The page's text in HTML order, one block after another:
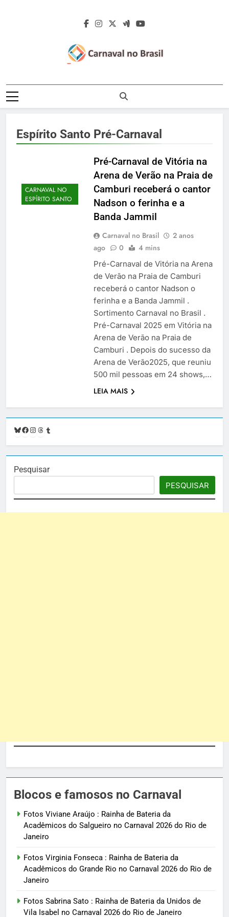
Carnaval No
Brasil 2027 –
2027 – Desfile
Das Escolas De
Samba
Rua 2027 – Desfile Das Escolas De
Samba – Fotos Carnaval 2026 – Blocos
Rainhas De Bateria – Famosos No
Carnaval
Espírito Santo Pré-Carnaval
CARNAVAL NO
ESPÍRITO SANTO
Pré-Carnaval de Vitória na
Arena de Verão na Praia de
Camburi receberá o cantor
Nadson o ferinha e a
Banda Jammil
Carnaval no Brasil
2 anos
ago
0 4 mins
Pré-Carnaval de Vitória na Arena
de Verão na Praia de Camburi
receberá o cantor Nadson o
ferinha e a Banda Jammil .
Sortimento Carnaval no Brasil .
Pré-Carnaval 2025 em Vitória na
Arena de Verão na Praia de
Camburi . Depois do sucesso da
Arena de Verão2025, que reuniu
500 mil pessoas em 24 shows,…
LEIA MAIS
Bluesky
Facebook
Instagram
Threads
Pesquisar
PESQUISAR
Blocos e famosos no Carnaval
Fotos Viviane Araújo : Rainha de Bateria da
Acadêmicos do Salgueiro no Carnaval 2026 do Rio de
Janeiro
Fotos Virginia Fonseca : Rainha de Bateria da
Acadêmicos do Grande Rio no Carnaval 2026 do Rio de
Janeiro
Fotos Sabrina Sato : Rainha de Bateria da Unidos de
Vila Isabel no Carnaval 2026 do Rio de Janeiro